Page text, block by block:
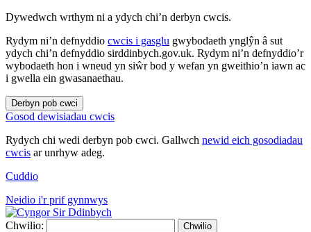
Dywedwch wrthym ni a ydych chi’n derbyn cwcis.
Rydym ni’n defnyddio cwcis i gasglu gwybodaeth ynglŷn â sut
ydych chi’n defnyddio sirddinbych.gov.uk. Rydym ni’n defnyddio’r
wybodaeth hon i wneud yn siŵr bod y wefan yn gweithio’n iawn ac
i gwella ein gwasanaethau.
Derbyn pob cwci
Gosod dewisiadau cwcis
Rydych chi wedi derbyn pob cwci. Gallwch newid eich gosodiadau
cwcis ar unrhyw adeg.
Cuddio
Neidio i'r prif gynnwys
Chwilio: Chwilio